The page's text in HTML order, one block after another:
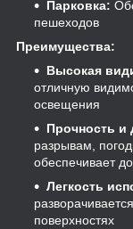
Парковка:
пешеходов
Преимущества:
Высокая
отличную
освещения
Прочность и
разрывам,
обеспечивает
Легкость
поверхностях